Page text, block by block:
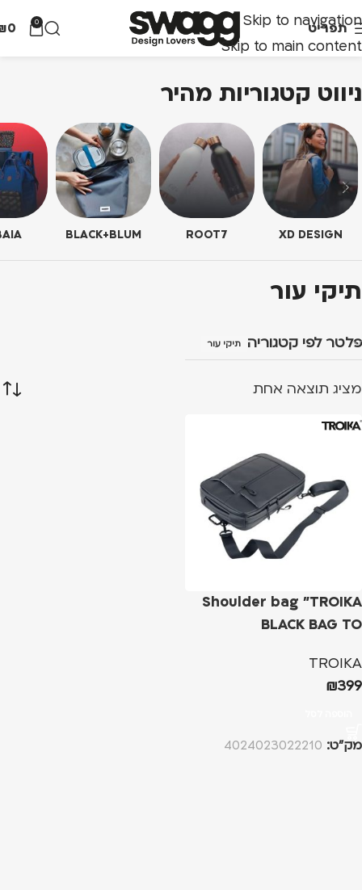
Skip to navigation
Skip to main content
תפריט 0
0
ניווט קטגוריות מהיר
XD DESIGN
ROOT7
BLACK+BLUM
תיקי עור
פלטר לפי קטגוריה תיקי עור
מציג תוצאה אחת
Shoulder bag "TROIKA
BLACK BAG TO
TROIKA
₪399
מק”ט: 4024023022210